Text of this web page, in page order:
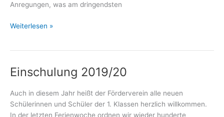
Anregungen, was am dringendsten
„Schöner-
Was
zu
tun?
Weiterlesen »
Einschulung 2019/20
Auch in diesem Jahr heißt der Förderverein alle neuen
Schülerinnen und Schüler der 1. Klassen herzlich willkommen.
In der letzten Ferienwoche ordnen wir wieder hunderte